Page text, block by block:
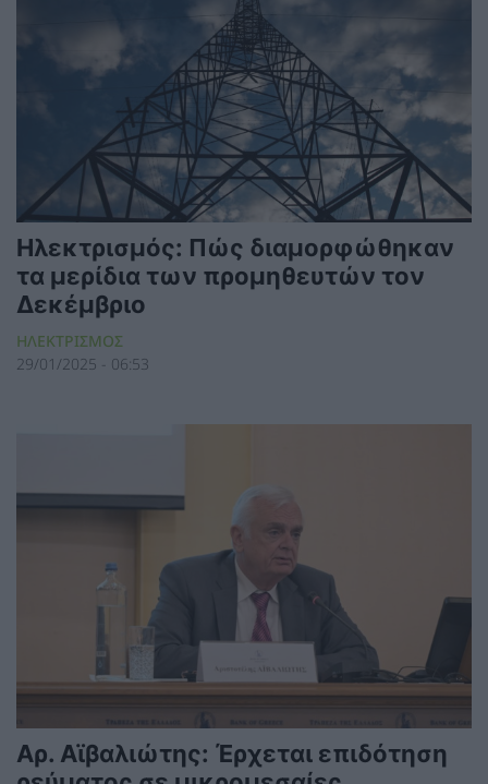
Ηλεκτρισμός: Πώς διαμορφώθηκαν
τα μερίδια των προμηθευτών τον
Δεκέμβριο
ΗΛΕΚΤΡΙΣΜΟΣ
29/01/2025 - 06:53
Αρ. Αϊβαλιώτης: Έρχεται επιδότηση